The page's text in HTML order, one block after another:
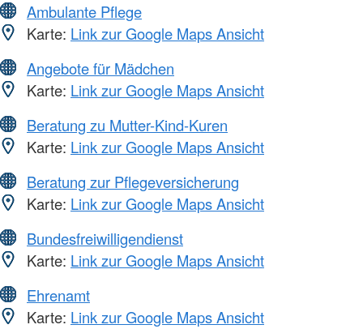
Ambulante Pflege
Karte: Link zur Google Maps Ansicht
Angebote für Mädchen
Karte: Link zur Google Maps Ansicht
Beratung zu Mutter-Kind-Kuren
Karte: Link zur Google Maps Ansicht
Beratung zur Pflegeversicherung
Karte: Link zur Google Maps Ansicht
Bundesfreiwilligendienst
Karte: Link zur Google Maps Ansicht
Ehrenamt
Karte: Link zur Google Maps Ansicht